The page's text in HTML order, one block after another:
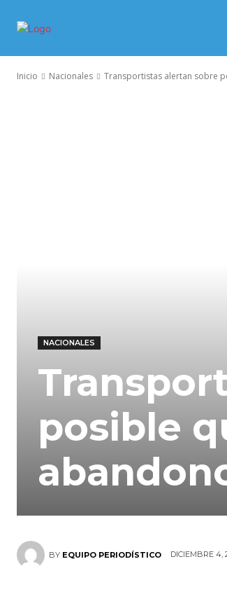
Inicio Nacionales Transportistas alertan sobre
NACIONALES
posible
BY EQUIPO PERIODÍSTICO DICIEMBRE 4,